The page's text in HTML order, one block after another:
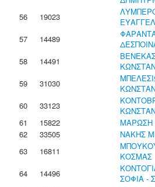
56
19023
57
14489
58
14491
59
31030
60
33123
61
15822 ΜΑΡΩΣΗ
62
33505 ΝΑΚΗΣ
63
16811
ΚΟΣΜΑΣ
64
14496
ΣΟΦΙΑ -